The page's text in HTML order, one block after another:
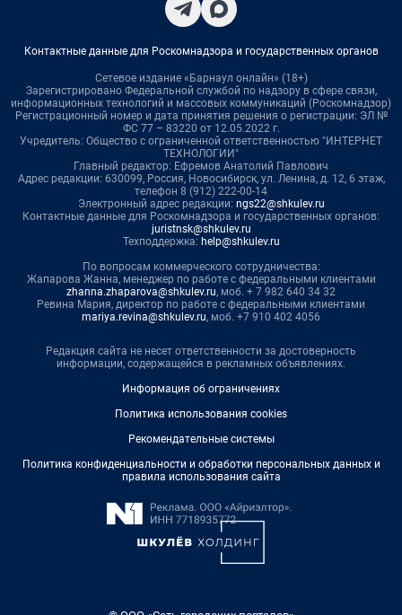
Контактные данные для Роскомнадзора и государственных органов
Сетевое издание «Барнаул онлайн» (18+)
Зарегистрировано Федеральной службой по надзору в сфере связи,
информационных технологий и массовых коммуникаций (Роскомнадзор)
Регистрационный номер и дата принятия решения о регистрации: ЭЛ №
ФС 77 – 83220 от 12.05.2022 г.
Учредитель: Общество с ограниченной ответственностью "ИНТЕРНЕТ
ТЕХНОЛОГИИ"
Главный редактор: Ефремов Анатолий Павлович
Адрес редакции: 630099, Россия, Новосибирск, ул. Ленина, д. 12, 6 этаж,
телефон 8 (912) 222-00-14
Электронный адрес редакции: ngs22@shkulev.ru
Контактные данные для Роскомнадзора и государственных органов:
juristnsk@shkulev.ru
Техподдержка: help@shkulev.ru
По вопросам коммерческого сотрудничества:
Жапарова Жанна, менеджер по работе с федеральными клиентами
zhanna.zhaparova@shkulev.ru, моб. + 7 982 640 34 32
Ревина Мария, директор по работе с федеральными клиентами
mariya.revina@shkulev.ru, моб. +7 910 402 4056
Редакция сайта не несет ответственности за достоверность
информации, содержащейся в рекламных объявлениях.
Информация об ограничениях
Политика использования cookies
Рекомендательные системы
Политика конфиденциальности и обработки персональных данных и
правила использования сайта